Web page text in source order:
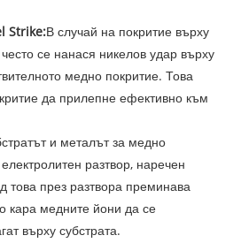
Strike:В случай на покритие върху
се нанася никелов удар върху
медно покритие. Това
да прилепне ефективно към
и металът за медно
разтвор, наречен
това през разтвора преминава
кара медните йони да се
върху субстрата.